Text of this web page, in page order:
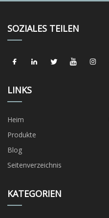
SOZIALES TEILEN
LINKS
Heim
Produkte
Blog
Seitenverzeichnis
KATEGORIEN